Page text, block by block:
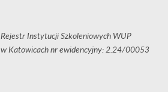
Rejestr Instytucji Szkoleniowych WUP
w Katowicach nr ewidencyjny: 2.24/00053